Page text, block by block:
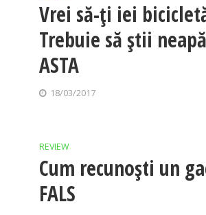
Vrei să-ți iei
Trebuie să știi
ASTA
18/03/2017
REVIEW
Cum recunoști un
FALS